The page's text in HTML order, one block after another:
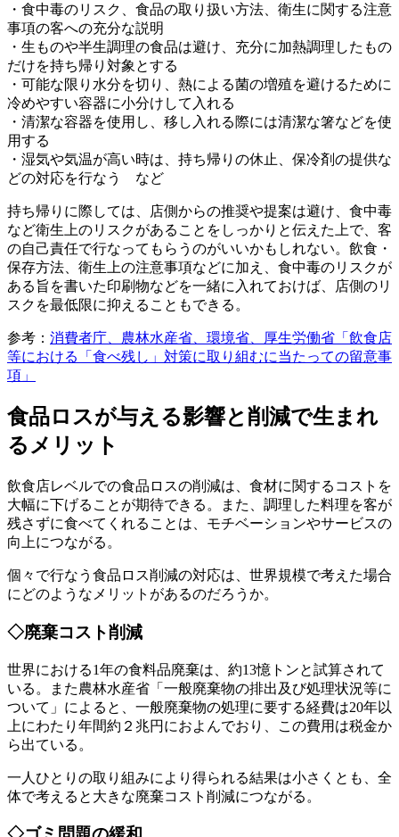
・食中毒のリスク、食品の取り扱い方法、衛生に関する注意
事項の客への充分な説明
・生ものや半生調理の食品は避け、充分に加熱調理したもの
だけを持ち帰り対象とする
・可能な限り水分を切り、熱による菌の増殖を避けるために
冷めやすい容器に小分けして入れる
・清潔な容器を使用し、移し入れる際には清潔な箸などを使
用する
・湿気や気温が高い時は、持ち帰りの休止、保冷剤の提供な
どの対応を行なう など
持ち帰りに際しては、店側からの推奨や提案は避け、食中毒
など衛生上のリスクがあることをしっかりと伝えた上で、客
の自己責任で行なってもらうのがいいかもしれない。飲食・
保存方法、衛生上の注意事項などに加え、食中毒のリスクが
ある旨を書いた印刷物などを一緒に入れておけば、店側のリ
スクを最低限に抑えることもできる。
参考： 消費者庁、農林水産省、環境省、厚生労働省「飲食店
等における「食べ残し」対策に取り組むに当たっての留意事
項」
食品ロスが与える影響と削減で生まれ
るメリット
飲食店レベルでの食品ロスの削減は、食材に関するコストを
大幅に下げることが期待できる。また、調理した料理を客が
残さずに食べてくれることは、モチベーションやサービスの
向上につながる。
個々で行なう食品ロス削減の対応は、世界規模で考えた場合
にどのようなメリットがあるのだろうか。
◇廃棄コスト削減
世界における1年の食料品廃棄は、約13憶トンと試算されて
いる。また農林水産省「一般廃棄物の排出及び処理状況等に
ついて」によると、一般廃棄物の処理に要する経費は20年以
上にわたり年間約２兆円におよんでおり、この費用は税金か
ら出ている。
一人ひとりの取り組みにより得られる結果は小さくとも、全
体で考えると大きな廃棄コスト削減につながる。